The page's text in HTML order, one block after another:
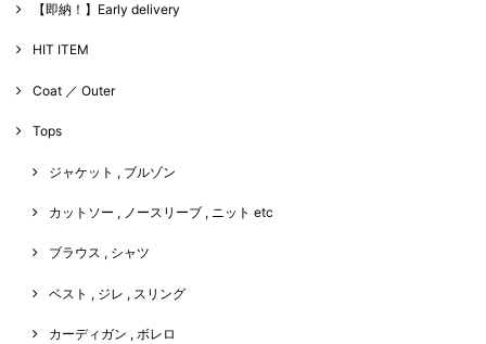
【即納！】Early delivery
HIT ITEM
Coat ／ Outer
Tops
ジャケット , ブルゾン
カットソー , ノースリーブ , ニット etc
ブラウス , シャツ
ベスト , ジレ , スリング
カーディガン , ボレロ